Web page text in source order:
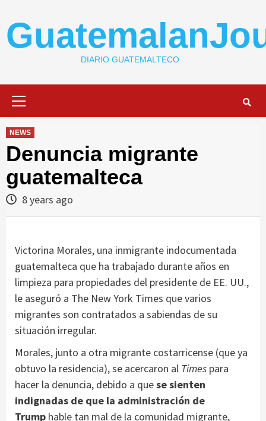
content
DIARIO GUATEMALTECO
NEWS
Denuncia migrante
guatemalteca
8 years ago
Victorina Morales, una inmigrante indocumentada
guatemalteca que ha trabajado durante años en
limpieza para propiedades del presidente de EE. UU.,
le aseguró a The New York Times que varios
migrantes son contratados a sabiendas de su
situación irregular.
Morales, junto a otra migrante costarricense (que ya
obtuvo la residencia), se acercaron al Times para
hacer la denuncia, debido a quese sienten
indignadas de que la administración de
Trump hable tan mal de la comunidad migrante,